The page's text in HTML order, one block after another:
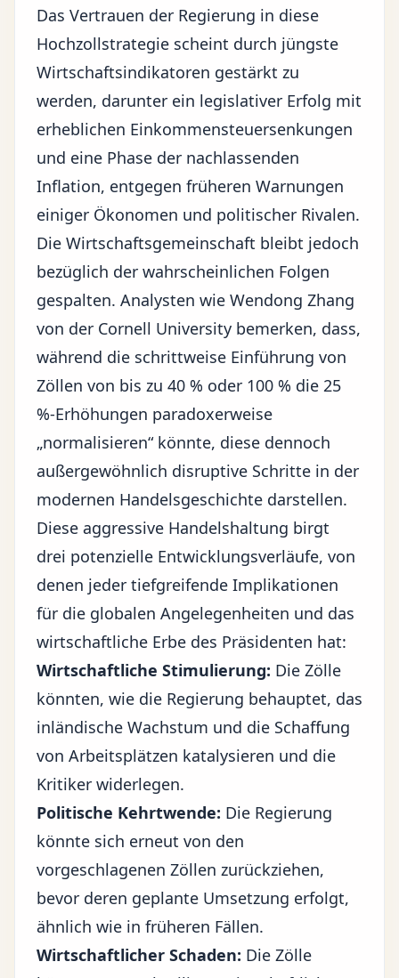
Das Vertrauen der Regierung in diese
Hochzollstrategie scheint durch jüngste
Wirtschaftsindikatoren gestärkt zu
werden, darunter ein legislativer Erfolg mit
erheblichen Einkommensteuersenkungen
und eine Phase der nachlassenden
Inflation, entgegen früheren Warnungen
einiger Ökonomen und politischer Rivalen.
Die Wirtschaftsgemeinschaft bleibt jedoch
bezüglich der wahrscheinlichen Folgen
gespalten. Analysten wie Wendong Zhang
von der Cornell University bemerken, dass,
während die schrittweise Einführung von
Zöllen von bis zu 40 % oder 100 % die 25
%-Erhöhungen paradoxerweise
„normalisieren“ könnte, diese dennoch
außergewöhnlich disruptive Schritte in der
modernen Handelsgeschichte darstellen.
Diese aggressive Handelshaltung birgt
drei potenzielle Entwicklungsverläufe, von
denen jeder tiefgreifende Implikationen
für die globalen Angelegenheiten und das
wirtschaftliche Erbe des Präsidenten hat:
Wirtschaftliche Stimulierung: Die Zölle
könnten, wie die Regierung behauptet, das
inländische Wachstum und die Schaffung
von Arbeitsplätzen katalysieren und die
Kritiker widerlegen.
Politische Kehrtwende: Die Regierung
könnte sich erneut von den
vorgeschlagenen Zöllen zurückziehen,
bevor deren geplante Umsetzung erfolgt,
ähnlich wie in früheren Fällen.
Wirtschaftlicher Schaden: Die Zölle